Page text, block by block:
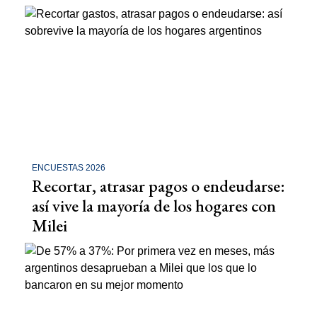
ENCUESTAS 2026
Recortar, atrasar pagos o endeudarse:
así vive la mayoría de los hogares con
Milei